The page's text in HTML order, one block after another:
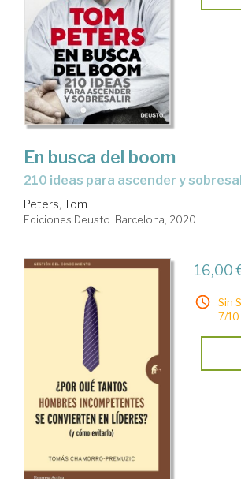
En busca del boom
210 ideas para ascender y
Peters, Tom
Ediciones Deusto. Barcelona, 2020
16,00
Sin
7/10